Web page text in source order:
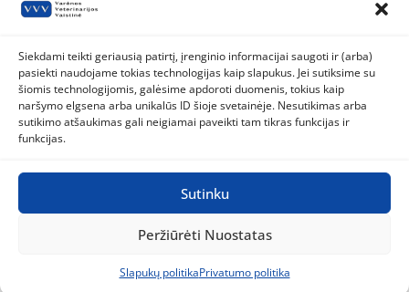
Siekdami teikti geriausią patirtį, įrenginio informacijai saugoti ir (arba)
pasiekti naudojame tokias technologijas kaip slapukus. Jei sutiksime su
šiomis technologijomis, galėsime apdoroti duomenis, tokius kaip
naršymo elgsena arba unikalūs ID šioje svetainėje. Nesutikimas arba
sutikimo atšaukimas gali neigiamai paveikti tam tikras funkcijas ir
funkcijas.
Sutinku
Peržiūrėti Nuostatas
Slapukų politikaPrivatumo politika
Kontaktai
Valstybinė maisto ir veterinarijos tarnyba
Siesikų g. 19 LT-07170 Vilnius
8 800 40 403
www.vmvt.lt
Visos teisės saugomos © 2026Varėnos Veterinarijos Vaistinė